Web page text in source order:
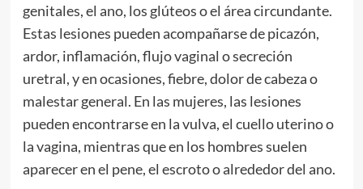
genitales, el ano, los glúteos o el área circundante.
Estas lesiones pueden acompañarse de picazón,
ardor, inflamación, flujo vaginal o secreción
uretral, y en ocasiones, fiebre, dolor de cabeza o
malestar general. En las mujeres, las lesiones
pueden encontrarse en la vulva, el cuello uterino o
la vagina, mientras que en los hombres suelen
aparecer en el pene, el escroto o alrededor del ano.